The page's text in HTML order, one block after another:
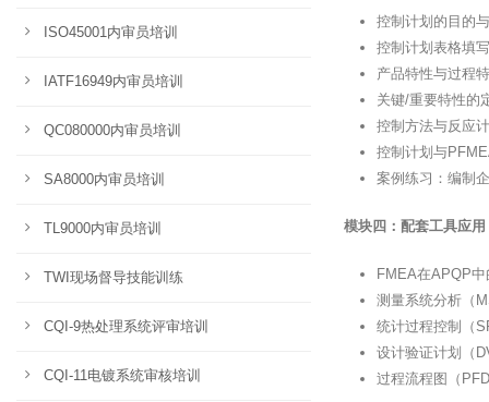
控制计划的目的
控制计划表格填
产品特性与过程
关键/重要特性的
控制方法与反应
控制计划与
案例练习：编制
模块四：配套工具应
FMEA在APQP
测量系统分析（
统计过程控制（
设计验证计划（
过程流程图（
ISO45001内审员培训
IATF16949内审员培训
QC080000内审员培训
SA8000内审员培训
TL9000内审员培训
TWI现场督导技能训练
CQI-9热处理系统评审培训
CQI-11电镀系统审核培训